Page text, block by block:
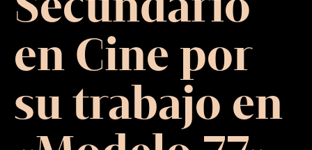
en Cine por
su trabajo en